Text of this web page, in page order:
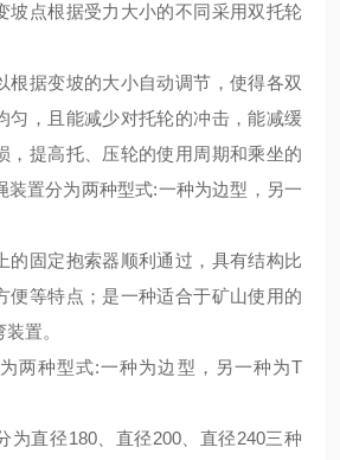
坡点根据受力大小的不同采用双托轮
根据变坡的大小自动调节 ， 使得各双
匀，且能减少对托轮的冲击，能减缓
，提高托、压轮的使用 周期和乘坐的
装置分为两种型式:一种为边型 ，另一
的固定抱索器顺利通过，具有结构比
便等特点；是一种适合于矿山使用的
置。
两种型式:一种为边型 ，另一种为T
为直径180、 直径200、 直径240三种